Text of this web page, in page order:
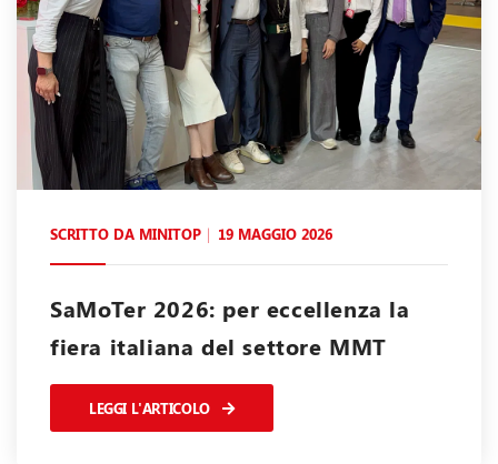
SCRITTO DA MINITOP 19 MAGGIO 2026
SaMoTer 2026: per eccellenza la
fiera italiana del settore MMT
LEGGI L'ARTICOLO